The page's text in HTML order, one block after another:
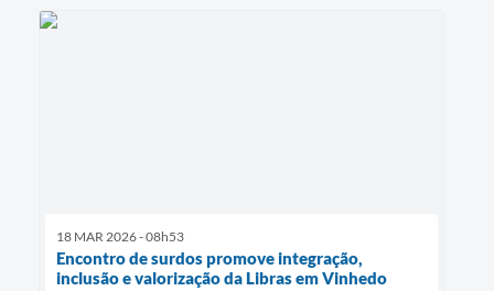
18 MAR 2026 - 08h53
Encontro de surdos promove integração,
inclusão e valorização da Libras em Vinhedo